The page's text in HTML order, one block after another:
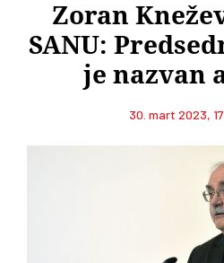
Zoran
SANU:
je nazvan
30. mart 2023,